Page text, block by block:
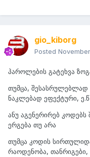
gio_kiborg
Posted
პაროლების გატეხვა
თუმცა, შესასრულებლად
ნაკლებად ეფექტური,
ანუ აგენერირებ
ერგება თუ არა
თუმცა კოდის
რაოდენობა, თანრიგები,